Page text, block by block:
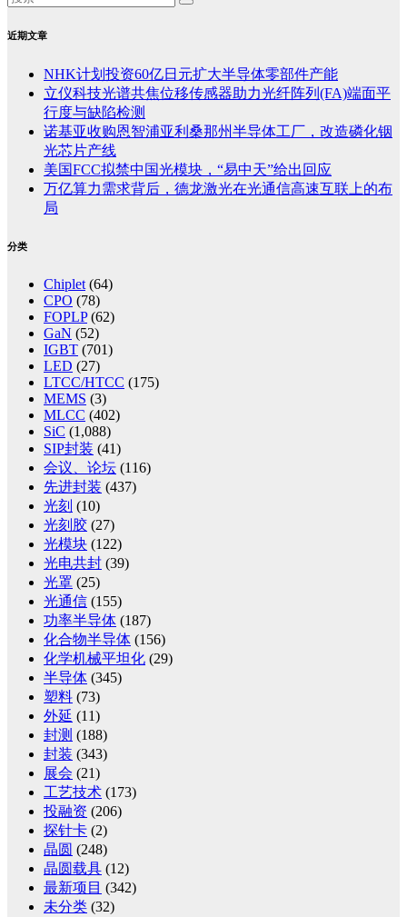
近期文章
NHK计划投资60亿日元扩大半导体零部件产能
立仪科技光谱共焦位移传感器助力光纤阵列(FA)端面平
行度与缺陷检测
诺基亚收购恩智浦亚利桑那州半导体工厂，改造磷化铟
光芯片产线
美国FCC拟禁中国光模块，“易中天”给出回应
万亿算力需求背后，德龙激光在光通信高速互联上的布
局
分类
Chiplet (64)
CPO (78)
FOPLP(62)
GaN (52)
IGBT (701)
LED (27)
LTCC/HTCC (175)
MEMS (3)
MLCC (402)
SiC (1,088)
SIP封装 (41)
会议、论坛 (116)
先进封装 (437)
光刻 (10)
光刻胶 (27)
光模块 (122)
光电共封 (39)
光罩 (25)
光通信 (155)
功率半导体 (187)
化合物半导体 (156)
化学机械平坦化 (29)
半导体 (345)
塑料 (73)
外延 (11)
封测 (188)
封装 (343)
展会 (21)
工艺技术 (173)
投融资 (206)
探针卡 (2)
晶圆 (248)
晶圆载具 (12)
最新项目 (342)
未分类 (32)